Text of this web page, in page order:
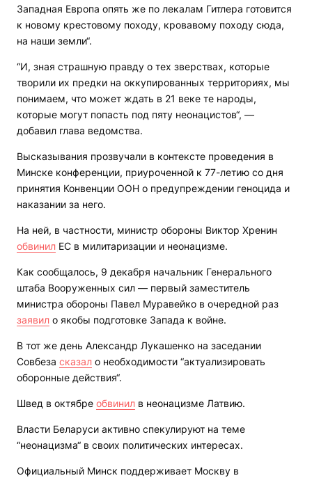
Западная Европа опять же по лекалам Гитлера готовится
к новому крестовому походу, кровавому походу сюда,
на наши земли“.
“И, зная страшную правду о тех зверствах, которые
творили их предки на оккупированных территориях, мы
понимаем, что может ждать в 21 веке те народы,
которые могут попасть под пяту неонацистов“, —
добавил глава ведомства.
Высказывания прозвучали в контексте проведения в
Минске конференции, приуроченной к 77-летию со дня
принятия Конвенции ООН о предупреждении геноцида и
наказании за него.
На ней, в частности, министр обороны Виктор Хренин
обвинил ЕС в милитаризации и неонацизме.
Как сообщалось, 9 декабря начальник Генерального
штаба Вооруженных сил — первый заместитель
министра обороны Павел Муравейко в очередной раз
заявил о якобы подготовке Запада к войне.
В тот же день Александр Лукашенко на заседании
Совбеза сказал о необходимости “актуализировать
оборонные действия“.
Швед в октябре обвинил в неонацизме Латвию.
Власти Беларуси активно спекулируют на теме
“неонацизма“ в своих политических интересах.
Официальный Минск поддерживает Москву в